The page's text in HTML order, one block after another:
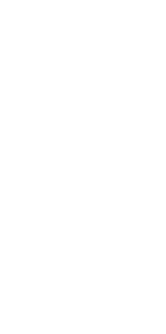
Modelle in
besseren
Beurteilung.
spielt das
Mittels den
Industrieroboter von
die
Im Vergleich zu den
Portalfräsmaschinen
ganz zu schweigen